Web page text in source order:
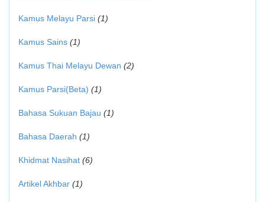
Kamus Melayu Parsi (1)
Kamus Sains (1)
Kamus Thai Melayu Dewan (2)
Kamus Parsi(Beta) (1)
Bahasa Sukuan Bajau (1)
Bahasa Daerah (1)
Khidmat Nasihat (6)
Artikel Akhbar (1)